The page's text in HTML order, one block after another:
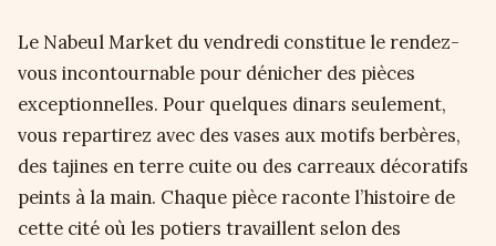
Le Nabeul Market du vendredi constitue le rendez-
vous incontournable pour dénicher des pièces
exceptionnelles. Pour quelques dinars seulement,
vous repartirez avec des vases aux motifs berbères,
des tajines en terre cuite ou des carreaux décoratifs
peints à la main. Chaque pièce raconte l’histoire de
cette cité où les potiers travaillent selon des